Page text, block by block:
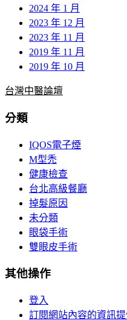
2024 年 1 月
2023 年 12 月
2023 年 11 月
2019 年 11 月
2019 年 10 月
台灣中醫論壇
分類
IQOS電子煙
M型禿
健康檢查
台北高級餐廳
掉髮原因
未分類
眼袋手術
雙眼皮手術
其他操作
登入
訂閱網站內容的資訊